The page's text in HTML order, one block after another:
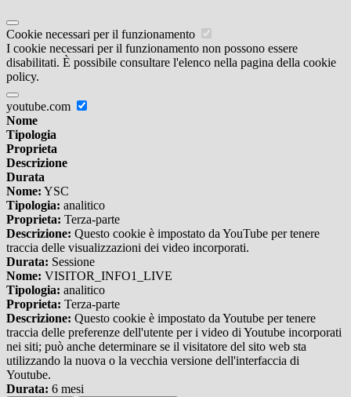
Cookie necessari per il funzionamento
I cookie necessari per il funzionamento non possono essere
disabilitati. È possibile consultare l'elenco nella pagina della cookie
policy.
youtube.com
Nome
Tipologia
Proprieta
Descrizione
Durata
Nome: YSC
Tipologia: analitico
Proprieta: Terza-parte
Descrizione: Questo cookie è impostato da YouTube per tenere
traccia delle visualizzazioni dei video incorporati.
Durata: Sessione
Nome: VISITOR_INFO1_LIVE
Tipologia: analitico
Proprieta: Terza-parte
Descrizione: Questo cookie è impostato da Youtube per tenere
traccia delle preferenze dell'utente per i video di Youtube incorporati
nei siti; può anche determinare se il visitatore del sito web sta
utilizzando la nuova o la vecchia versione dell'interfaccia di
Youtube.
Durata: 6 mesi